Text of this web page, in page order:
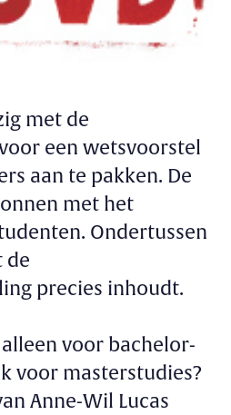
met de
een wetsvoorstel
aan te pakken. De
met het
Ondertussen
de
precies inhoudt.
voor bachelor-
voor masterstudies?
Anne-Wil Lucas